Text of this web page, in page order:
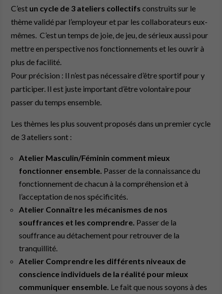
C’est un cycle de 3 ateliers collectifs construits sur le
thème validé par l’employeur et par les collaborateurs eux-
mêmes. C’est un temps de joie, de jeu, de sérieux aussi pour
mettre en perspective nos fonctionnements et les ouvrir à
plus de facilité.
Pour précision : Il n’est pas nécessaire d’être sportif pour y
participer. Il est juste important d’être volontaire pour
passer du temps ensemble.
Les thèmes les plus souvent proposés dans un premier cycle
de 3 ateliers sont :
Atelier Masculin/Féminin comment mieux
fonctionner ensemble. Passer de la connaissance du
fonctionnement de chacun à la compréhension et à
l’acceptation de nos spécificités.
Atelier Connaître les mécanismes de nos
souffrances et les comprendre. Passer de la
souffrance au détachement pour retrouver de la
tranquillité.
Atelier Comprendre les différents niveaux de
conscience individuels de la réalité pour mieux
communiquer ensemble. Le fait que nous soyons à des